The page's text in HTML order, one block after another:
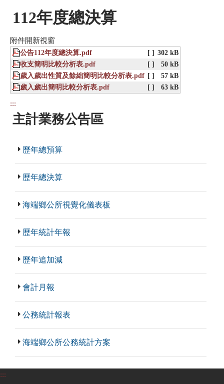
112年度總決算
附件開新視窗
公告112年度總決算.pdf [ ] 302 kB
收支簡明比較分析表.pdf
[ ]
50 kB
歲入歲出性質及餘絀簡明比較分析表.pdf [ ]
57 kB
歲入歲出簡明比較分析表.pdf
[ ] 63 kB
:::
主計業務公告區
歷年總預算
歷年總決算
海端鄉公所視覺化儀表板
歷年統計年報
歷年追加減
會計月報
公務統計報表
海端鄉公所公務統計方案
:::